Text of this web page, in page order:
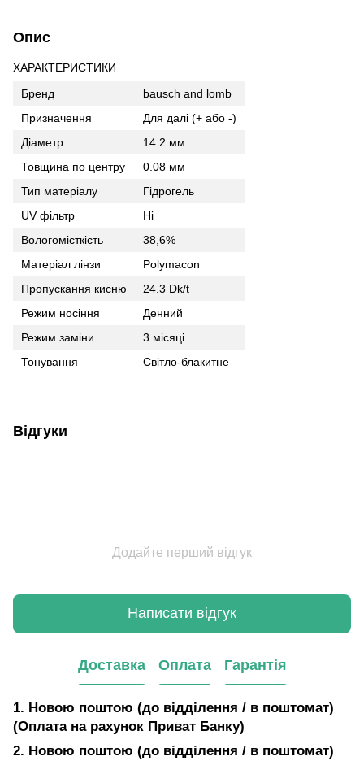
Опис
ХАРАКТЕРИСТИКИ
Бренд
bausch and lomb
Призначення
Для далі (+ або -)
Діаметр
14.2 мм
Товщина по центру
0.08 мм
Тип матеріалу
Гідрогель
UV фільтр
Ні
Вологомісткість
38,6%
Матеріал лінзи
Polymacon
Пропускання кисню
24.3 Dk/t
Режим носіння
Денний
Режим заміни
3 місяці
Тонування
Світло-блакитне
Відгуки
Додайте перший відгук
Написати відгук
Доставка Оплата Гарантія
1. Новою поштою (до відділення / в поштомат)
(Оплата на рахунок Приват Банку)
2. Новою поштою (до відділення / в поштомат)